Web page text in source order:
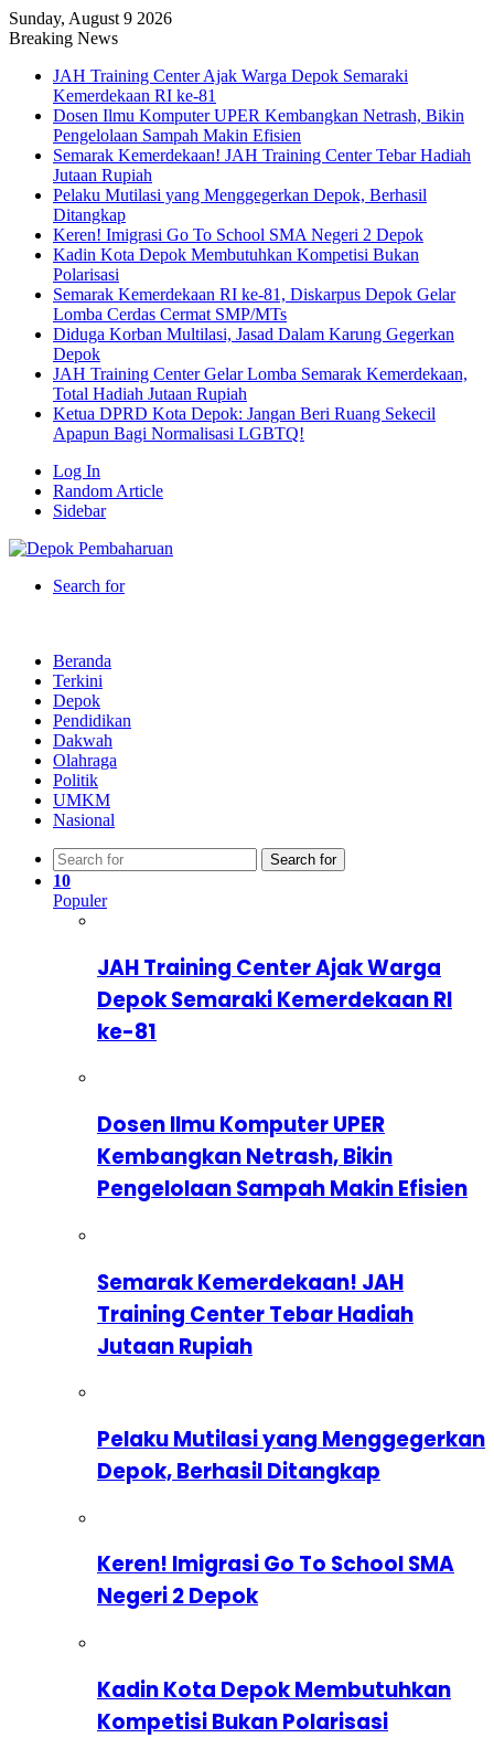
Sunday, August 9 2026
Breaking News
JAH Training Center Ajak Warga Depok Semaraki
Kemerdekaan RI ke-81
Dosen Ilmu Komputer UPER Kembangkan Netrash, Bikin
Pengelolaan Sampah Makin Efisien
Semarak Kemerdekaan! JAH Training Center Tebar Hadiah
Jutaan Rupiah
Pelaku Mutilasi yang Menggegerkan Depok, Berhasil
Ditangkap
Keren! Imigrasi Go To School SMA Negeri 2 Depok
Kadin Kota Depok Membutuhkan Kompetisi Bukan
Polarisasi
Semarak Kemerdekaan RI ke-81, Diskarpus Depok Gelar
Lomba Cerdas Cermat SMP/MTs
Diduga Korban Multilasi, Jasad Dalam Karung Gegerkan
Depok
JAH Training Center Gelar Lomba Semarak Kemerdekaan,
Total Hadiah Jutaan Rupiah
Ketua DPRD Kota Depok: Jangan Beri Ruang Sekecil
Apapun Bagi Normalisasi LGBTQ!
Log In
Random Article
Sidebar
Search for
Beranda
Terkini
Depok
Pendidikan
Dakwah
Olahraga
Politik
UMKM
Nasional
Search for
10
Populer
JAH Training Center Ajak Warga
Depok Semaraki Kemerdekaan RI
ke-81
Dosen Ilmu Komputer UPER
Kembangkan Netrash, Bikin
Pengelolaan Sampah Makin Efisien
Semarak Kemerdekaan! JAH
Training Center Tebar Hadiah
Jutaan Rupiah
Pelaku Mutilasi yang Menggegerkan
Depok, Berhasil Ditangkap
Keren! Imigrasi Go To School SMA
Negeri 2 Depok
Kadin Kota Depok Membutuhkan
Kompetisi Bukan Polarisasi